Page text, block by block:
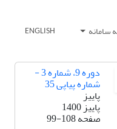
سامانه ENGLISH
دوره 9، شماره 3 -
شماره پیاپی 35
پاییز
پاییز 1400
صفحه99-108